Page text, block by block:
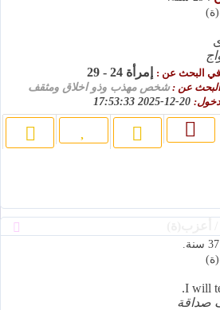
في البحث عن : إمرأة 24 - 29
البحث عن :شخص مهذب وذو اخلاق ومثقف
دخول:
I will
صداقة